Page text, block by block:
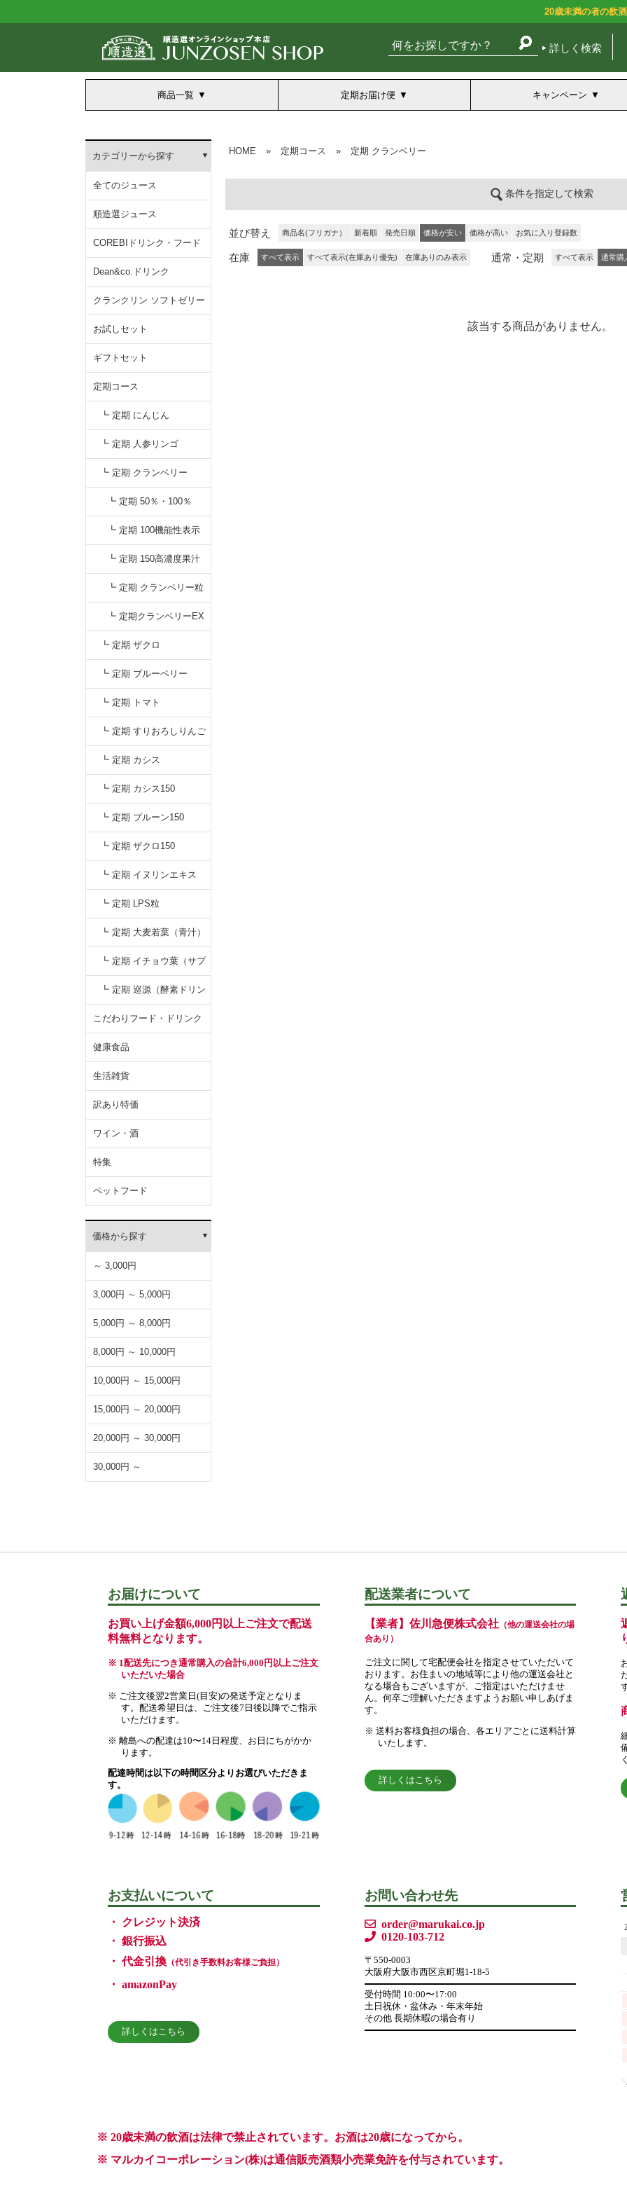
20歳未満の者の飲
詳しく検索
商品一覧 定期お届け便 キャンペーン
カテゴリーから探す
全てのジュース
順造選ジュース
COREBIドリンク・フード
Dean&co.ドリンク
クランクリン ソフトゼリー
お試しセット
ギフトセット
定期コース
┗ 定期 にんじん
┗ 定期 人参リンゴ
┗ 定期 クランベリー
┗ 定期 50％・100％
┗ 定期 100機能性表示
┗ 定期 150高濃度果汁
┗ 定期 クランベリー粒
┗ 定期クランベリーEX
┗ 定期 ザクロ
┗ 定期 ブルーベリー
┗ 定期 トマト
┗ 定期 すりおろしりんご
汁
┗ 定期 カシス
┗ 定期 カシス150
┗ 定期 プルーン150
┗ 定期 ザクロ150
┗ 定期 イヌリンエキス
┗ 定期 LPS粒
┗ 定期 大麦若葉（青汁）
┗ 定期 イチョウ葉（サプ
リ）
┗ 定期 巡源（酵素ドリン
ク）
こだわりフード・ドリンク
健康食品
生活雑貨
訳あり特価
ワイン・酒
特集
ペットフード
価格から探す
～ 3,000円
3,000円 ～ 5,000円
5,000円 ～ 8,000円
8,000円 ～ 10,000円
10,000円 ～ 15,000円
15,000円 ～ 20,000円
20,000円 ～ 30,000円
30,000円 ～
HOME » 定期コース » 定期 クランベリー
条件を指定して検索
並び替え 商品名(フリガナ） 新着順 発売日順 価格が安い 価格が高い お気に入り登録数
在庫 すべて表示 すべて表示(在庫あり優先) 在庫ありのみ表示 通常・定期 すべて表示 通常購
該当する商品がありません。